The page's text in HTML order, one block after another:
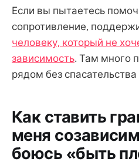
Если вы пытаетесь
сопротивление,
человеку, который не
зависимость. Там много
рядом без
Как ставить
меня
боюсь «быть